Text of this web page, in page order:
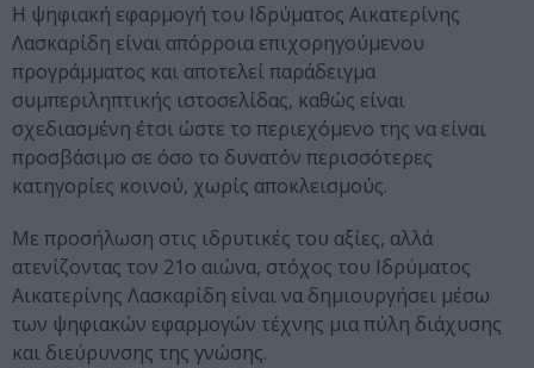
Η ψηφιακή εφαρμογή του Ιδρύματος Αικατερίνης
Λασκαρίδη είναι απόρροια επιχορηγούμενου
προγράμματος και αποτελεί παράδειγμα
συμπεριληπτικής ιστοσελίδας, καθώς είναι
σχεδιασμένη έτσι ώστε το περιεχόμενο της να είναι
προσβάσιμο σε όσο το δυνατόν περισσότερες
κατηγορίες κοινού, χωρίς αποκλεισμούς.
Με προσήλωση στις ιδρυτικές του αξίες, αλλά
ατενίζοντας τον 21ο αιώνα, στόχος του Ιδρύματος
Αικατερίνης Λασκαρίδη είναι να δημιουργήσει μέσω
των ψηφιακών εφαρμογών τέχνης μια πύλη διάχυσης
και διεύρυνσης της γνώσης.